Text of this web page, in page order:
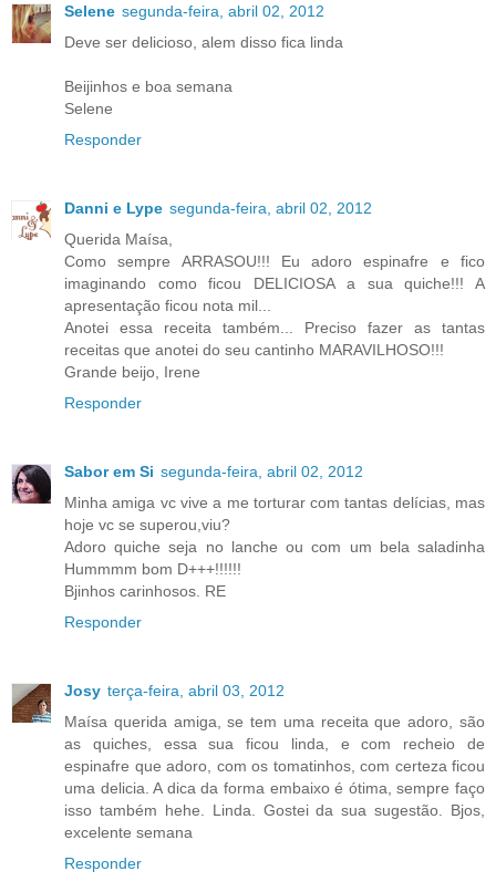
Selene segunda-feira, abril 02, 2012
Deve ser delicioso, alem disso fica linda
Beijinhos e boa semana
Selene
Responder
Danni e Lype segunda-feira, abril 02, 2012
Querida Maísa,
Como sempre ARRASOU!!! Eu adoro espinafre e fico
imaginando como ficou DELICIOSA a sua quiche!!! A
apresentação ficou nota mil...
Anotei essa receita também... Preciso fazer as tantas
receitas que anotei do seu cantinho MARAVILHOSO!!!
Grande beijo, Irene
Responder
Sabor em Si segunda-feira, abril 02, 2012
Minha amiga vc vive a me torturar com tantas delícias, mas
hoje vc se superou,viu?
Adoro quiche seja no lanche ou com um bela saladinha
Hummmm bom D+++!!!!!!
Bjinhos carinhosos. RE
Responder
Josy terça-feira, abril 03, 2012
Maísa querida amiga, se tem uma receita que adoro, são
as quiches, essa sua ficou linda, e com recheio de
espinafre que adoro, com os tomatinhos, com certeza ficou
uma delicia. A dica da forma embaixo é ótima, sempre faço
isso também hehe. Linda. Gostei da sua sugestão. Bjos,
excelente semana
Responder